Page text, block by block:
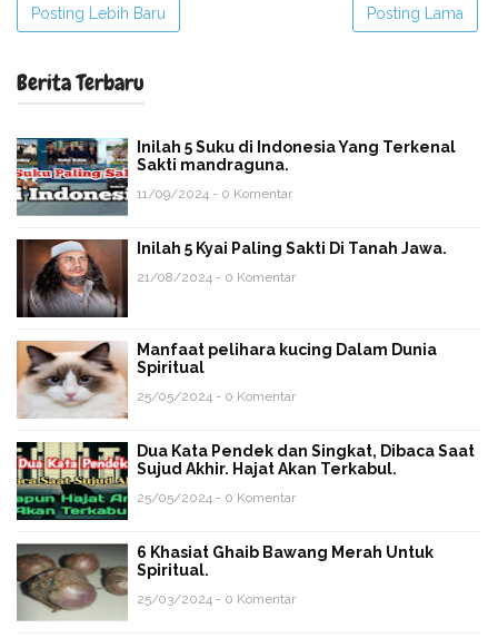
Posting Lebih Baru Posting Lama
Berita Terbaru
Inilah 5 Suku di Indonesia Yang Terkenal
Sakti mandraguna.
11/09/2024 - 0 Komentar
Inilah 5 Kyai Paling Sakti Di Tanah Jawa.
21/08/2024 - 0 Komentar
Manfaat pelihara kucing Dalam Dunia
Spiritual
25/05/2024 - 0 Komentar
Dua Kata Pendek dan Singkat, Dibaca Saat
Sujud Akhir. Hajat Akan Terkabul.
25/05/2024 - 0 Komentar
6 Khasiat Ghaib Bawang Merah Untuk
Spiritual.
25/03/2024 - 0 Komentar